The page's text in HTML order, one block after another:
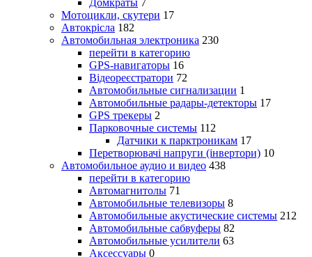
Домкраты 7
Мотоцикли, скутери 17
Автокрісла 182
Автомобильная электроника 230
перейти в категорию
GPS-навигаторы 16
Відеореєстратори 72
Автомобильные сигнализации 1
Автомобильные радары-детекторы 17
GPS трекеры 2
Парковочные системы 112
Датчики к парктроникам 17
Перетворювачі напруги (інвертори) 10
Автомобильное аудио и видео 438
перейти в категорию
Автомагнитолы 71
Автомобильные телевизоры 8
Автомобильные акустические системы 212
Автомобильные сабвуферы 82
Автомобильные усилители 63
Аксессуары 0